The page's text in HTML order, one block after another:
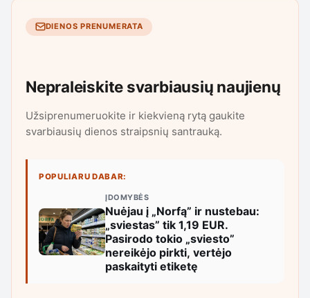
DIENOS PRENUMERATA
Nepraleiskite svarbiausių naujienų
Užsiprenumeruokite ir kiekvieną rytą gaukite
svarbiausių dienos straipsnių santrauką.
POPULIARU DABAR:
ĮDOMYBĖS
Nuėjau į „Norfą” ir nustebau:
„sviestas” tik 1,19 EUR.
Pasirodo tokio „sviesto”
nereikėjo pirkti, vertėjo
paskaityti etiketę